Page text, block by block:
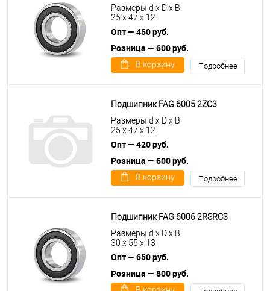
Размеры d x D x B
25 x 47 x 12
Опт — 450 руб.
Розница — 600 руб.
В корзину Подробнее
Подшипник FAG 6005 2ZC3
Размеры d x D x B
25 x 47 x 12
Опт — 420 руб.
Розница — 600 руб.
В корзину Подробнее
Подшипник FAG 6006 2RSRC3
Размеры d x D x B
30 x 55 x 13
Опт — 650 руб.
Розница — 800 руб.